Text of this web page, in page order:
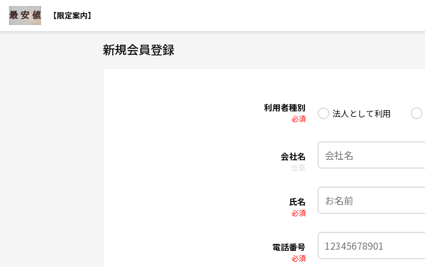
【限定案内】
新規会員登録
利用者種別
必須 法人として利用
会社名
任意
氏名
必須
電話番号
必須